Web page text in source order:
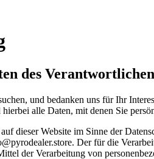
des Verantwortlichen
und bedanken uns für Ihr
hierbei alle Daten, mit denen Sie
dieser Website im Sinne der
Der für die
der Verarbeitung von